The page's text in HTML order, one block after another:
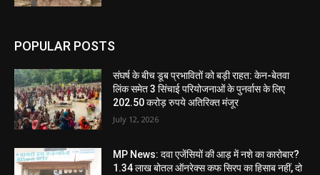
POPULAR POSTS
संघर्ष के बीच डूब प्रभावितों को बड़ी राहत: केन-बेतवा
लिंक समेत 3 सिंचाई परियोजनाओं के पुनर्वास के लिए
202.50 करोड़ रुपये अतिरिक्त मंजूर
July 12, 2026
MP News: दवा एजेंसियों की आड़ में नशे का कारोबार?
1.34 लाख बोतल ऑनरेक्स कफ सिरप का हिसाब नहीं, दो